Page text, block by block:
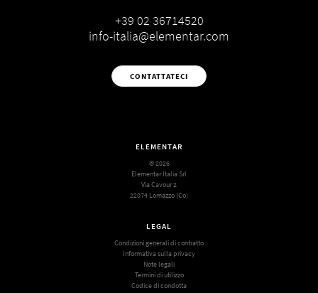
+39 02 36714520
info-italia@elementar.com
CONTATTATECI
ELEMENTAR
© 2026
Elementar Italia Srl
Via Cavour 2
22074 Lomazzo (Co)
LEGAL
Condizioni generali di contratto
Informativa sulla privacy
Note legali
Termini di utilizzo
Codice di condotta